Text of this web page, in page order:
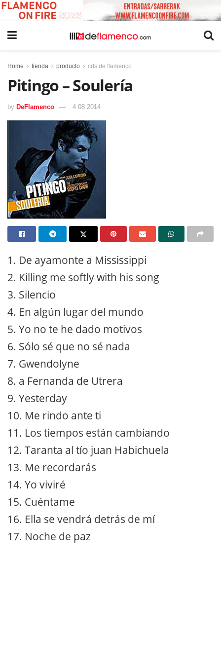
Home tienda producto cds de flamenco
Pitingo – Soulería
by DeFlamenco 4 08 2014
1. De ayamonte a Mississippi
2. Killing me softly with his song
3. Silencio
4. En algún lugar del mundo
5. Yo no te he dado motivos
6. Sólo sé que no sé nada
7. Gwendolyne
8. a Fernanda de Utrera
9. Yesterday
10. Me rindo ante ti
11. Los tiempos están cambiando
12. Taranta al tío juan Habichuela
13. Me recordarás
14. Yo viviré
15. Cuéntame
16. Ella se vendrá detrás de mí
17. Noche de paz